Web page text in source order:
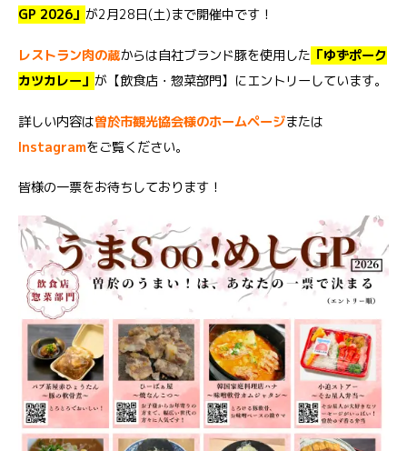
GP 2026」 が2月28日(土)まで開催中です！
レストラン肉の蔵からは自社ブランド豚を使用した 「ゆずポーク
カツカレー」 が【飲食店・惣菜部門】にエントリーしています。
詳しい内容は曽於市観光協会様のホームページまたは
Instagramをご覧ください。
皆様の一票をお待ちしております！